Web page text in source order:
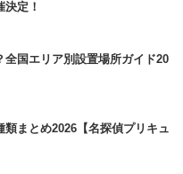
定！
全国エリア別設置場所ガイド20
まとめ2026【名探偵プリキュ